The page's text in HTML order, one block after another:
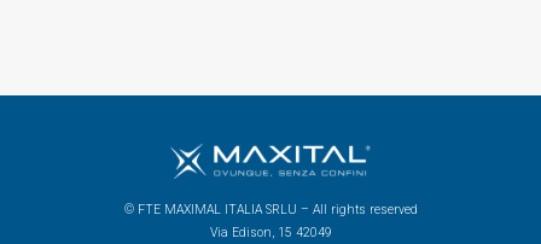
© FTE MAXIMAL ITALIA SRLU – All rights reserved
Via Edison, 15 42049